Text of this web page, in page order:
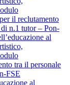
il reclutamento
n.1 tutor – Pon-
al
tra il personale
FSE
al